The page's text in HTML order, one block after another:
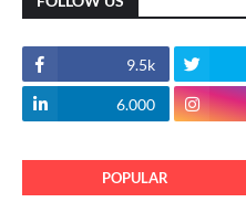
9.5k
6.000
POPULAR